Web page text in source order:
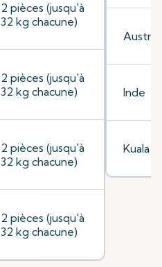
2 pièces (jusqu'à
32 kg chacune)
2 pièces (jusqu'à
32 kg chacune)
2 pièces (jusqu'à
32 kg chacune)
2 pièces (jusqu'à
32 kg chacune)
Inde
Kuala